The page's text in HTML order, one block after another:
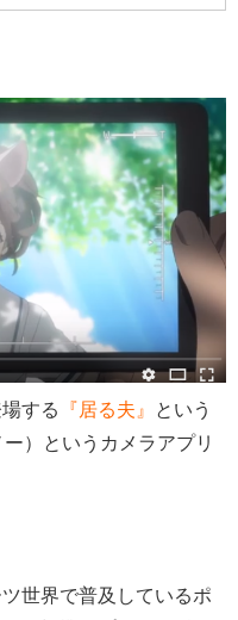
する 『居る夫』
という
）というカメラアプリ
世界で普及しているポ